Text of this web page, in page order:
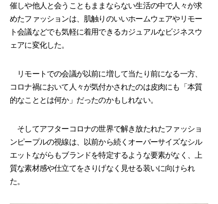
催しや他人と会うこともままならない生活の中で人々が求
めたファッションは、肌触りのいいホームウェアやリモー
ト会議などでも気軽に着用できるカジュアルなビジネスウ
ェアに変化した。
リモートでの会議が以前に増して当たり前になる一方、
コロナ禍において人々が気付かされたのは皮肉にも「本質
的なこととは何か」だったのかもしれない。
そしてアフターコロナの世界で解き放たれたファッショ
ンピープルの視線は、以前から続くオーバーサイズなシル
エットながらもブランドを特定するような要素がなく、上
質な素材感や仕立てをさりげなく見せる装いに向けられ
た。